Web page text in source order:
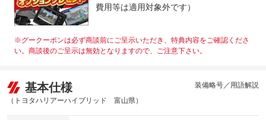
費用等は適用対象外です）
※グークーポンは必ず商談前にご呈示いただき、特典内容をご確認くださ
い。商談後のご呈示は無効となりますので、ご注意下さい。
基本仕様
（トヨタハリアーハイブリッド 富山県）
装備略号／用語解説